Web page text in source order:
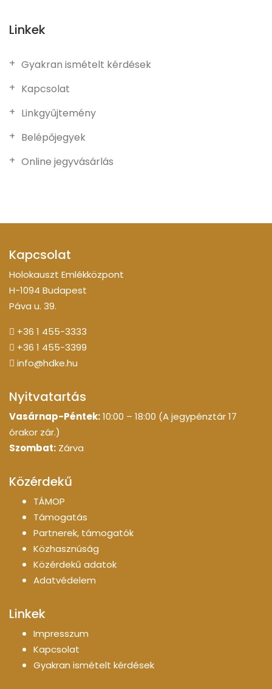
Linkek
Gyakran ismételt kérdések
Kapcsolat
Linkgyűjtemény
Belépőjegyek
Online jegyvásárlás
Kapcsolat
Holokauszt Emlékközpont
H-1094 Budapest
Páva u. 39.
+36 1 455-3333
+36 1 455-3399
info@hdke.hu
Nyitvatartás
Vasárnap-Péntek:10:00 – 18:00 (A jegypénztár 17
órakor zár.)
Szombat: Zárva
Közérdekű
TÁMOP
Támogatás
Partnerek, támogatók
Közhasznúság
Közérdekű adatok
Adatvédelem
Linkek
Impresszum
Kapcsolat
Gyakran ismételt kérdések